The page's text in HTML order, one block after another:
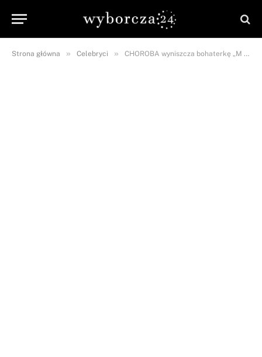
Strona główna » Celebryci » CHOROBA wyniszcza bohaterkę „M jak Miłość”! Cierpi na…